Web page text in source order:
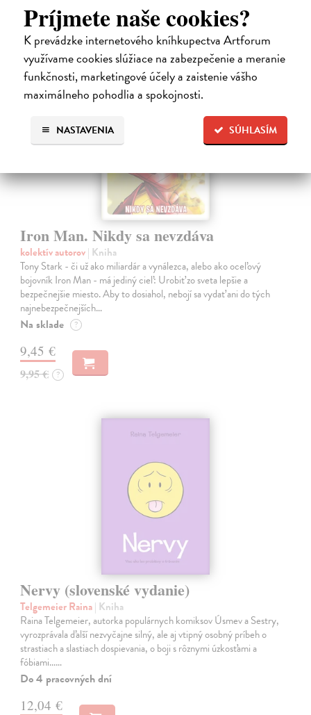
Príjmete naše cookies?
K prevádzke internetového kníhkupectva Artforum
využívame cookies slúžiace na zabezpečenie a meranie
funkčnosti, marketingové účely a zaistenie vášho
maximálneho pohodlia a spokojnosti.
SÚHLASÍM
NASTAVENIA
9,95 € ?
na sklade
Iron Man. Nikdy sa nevzdáva
kolektív autorov| Kniha
Tony Stark - či už ako miliardár a vynálezca, alebo ako oceľový
bojovník Iron Man - má jediný cieľ: Urobiť zo sveta lepšie a
bezpečnejšie miesto. Aby to dosiahol, nebojí sa vydať ani do tých
najnebezpečnejších…
Na sklade ?
9,45 €
9,95 € ?
Nervy (slovenské vydanie)
Telgemeier Raina| Kniha
Raina Telgemeier, autorka populárnych komiksov Úsmev a Sestry,
vyrozprávala ďalší nezvyčajne silný, ale aj vtipný osobný príbeh o
strastiach a slastiach dospievania, o boji s rôznymi úzkosťami a
fóbiami...…
Do 4 pracovných dní
12,04 €